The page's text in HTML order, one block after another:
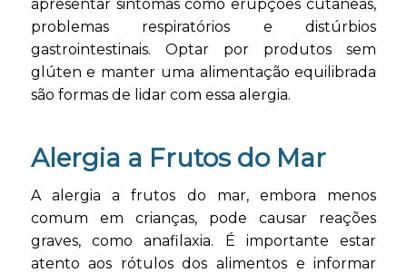
apresentar sintomas como erupções cutâneas,
problemas respiratórios e distúrbios
gastrointestinais. Optar por produtos sem
glúten e manter uma alimentação equilibrada
são formas de lidar com essa alergia.
Alergia a Frutos do Mar
A alergia a frutos do mar, embora menos
comum em crianças, pode causar reações
graves, como anafilaxia. É importante estar
atento aos rótulos dos alimentos e informar